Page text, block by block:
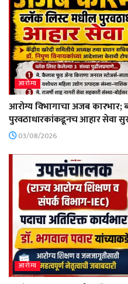
आरोग्य
आरोग्य विभागाचा अजब कारभार;
पुरवठाधारकांकडूनच आहार सेवा
03/08/2026
आरोग्य